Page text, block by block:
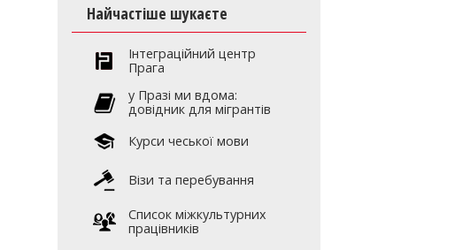
Найчастіше шукаєте
Інтеграційний центр
Прага
y Празі ми вдома:
довідник для мігрантів
Курси чеської мови
Візи та перебування
Список міжкультурних
працівників